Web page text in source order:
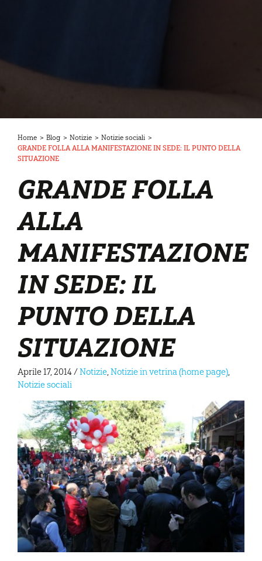
Home > Blog > Notizie > Notizie sociali >
GRANDE FOLLA ALLA MANIFESTAZIONE IN SEDE: IL PUNTO DELLA
SITUAZIONE
GRANDE FOLLA
ALLA
MANIFESTAZIONE
IN SEDE: IL
PUNTO DELLA
SITUAZIONE
Aprile 17, 2014/Notizie,Notizie in vetrina (home page),
Notizie sociali